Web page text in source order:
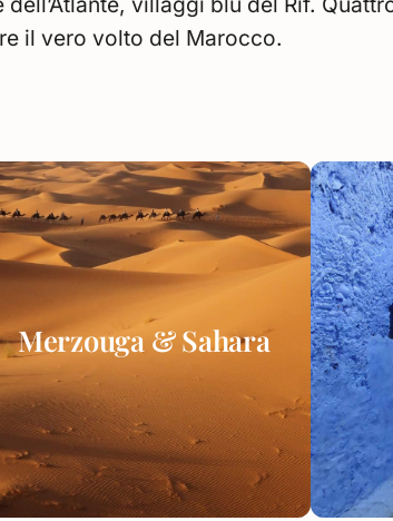
il vero volto del Marocco.
Merzouga & Sahara